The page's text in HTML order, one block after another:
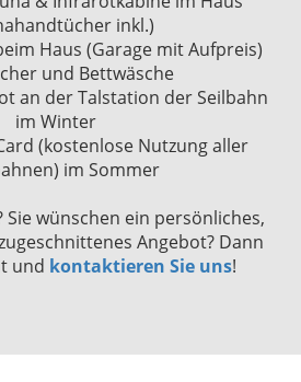
inkl.)
Haus (Garage mit Aufpreis)
und Bettwäsche
an der Talstation der Seilbahn
im Winter
(kostenlose Nutzung aller
im Sommer
Sie wünschen ein persönliches,
Angebot? Dann
und kontaktieren Sie uns!